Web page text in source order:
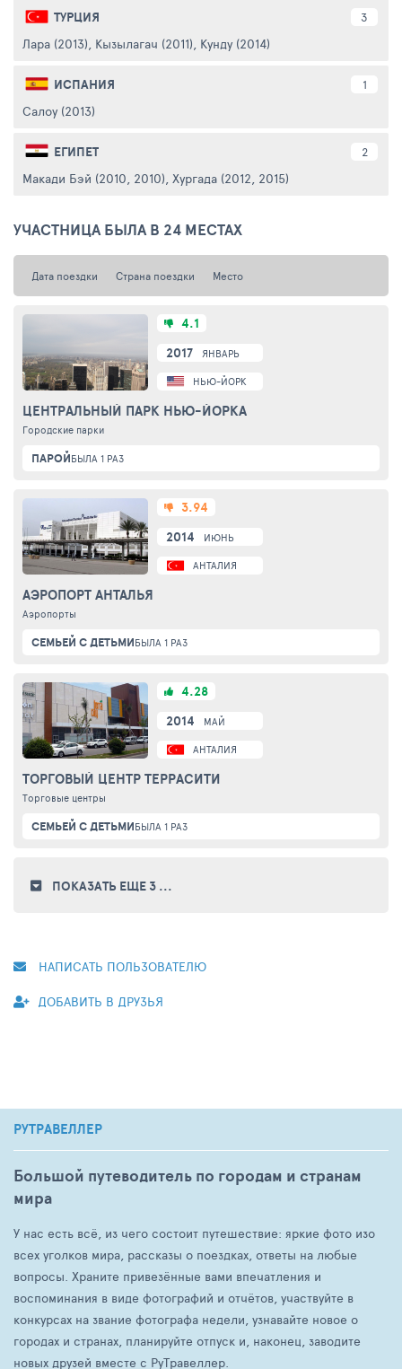
ТУРЦИЯ 3
Лара (2013), Кызылагач (2011), Кунду (2014)
ИСПАНИЯ 1
Салоу (2013)
ЕГИПЕТ 2
Макади Бэй (2010, 2010), Хургада (2012, 2015)
УЧАСТНИЦА БЫЛА В 24 МЕСТАХ
Дата поездки Страна поездки Место
2017 ЯНВАРЬ
НЬЮ-ЙОРК
ЦЕНТРАЛЬНЫЙ ПАРК НЬЮ-ЙОРКА
Городские парки
4.1
ПАРОЙБЫЛА 1 РАЗ
2014 ИЮНЬ
АНТАЛИЯ
АЭРОПОРТ АНТАЛЬЯ
Аэропорты
3.94
СЕМЬЕЙ С ДЕТЬМИБЫЛА 1 РАЗ
2014 МАЙ
АНТАЛИЯ
ТОРГОВЫЙ ЦЕНТР ТЕРРАСИТИ
Торговые центры
4.28
СЕМЬЕЙ С ДЕТЬМИБЫЛА 1 РАЗ
ПОКАЗАТЬ ЕЩЕ 3 ...
НАПИСАТЬ ПОЛЬЗОВАТЕЛЮ
ДОБАВИТЬ В ДРУЗЬЯ
РУТРАВЕЛЛЕР
Большой путеводитель по городам и странам
мира
У нас есть всё, из чего состоит путешествие: яркие фото изо
всех уголков мира, рассказы о поездках, ответы на любые
вопросы. Храните привезённые вами впечатления и
воспоминания в виде фотографий и отчётов, участвуйте в
конкурсах на звание фотографа недели, узнавайте новое о
городах и странах, планируйте отпуск и, наконец, заводите
новых друзей вместе с РуТравеллер.